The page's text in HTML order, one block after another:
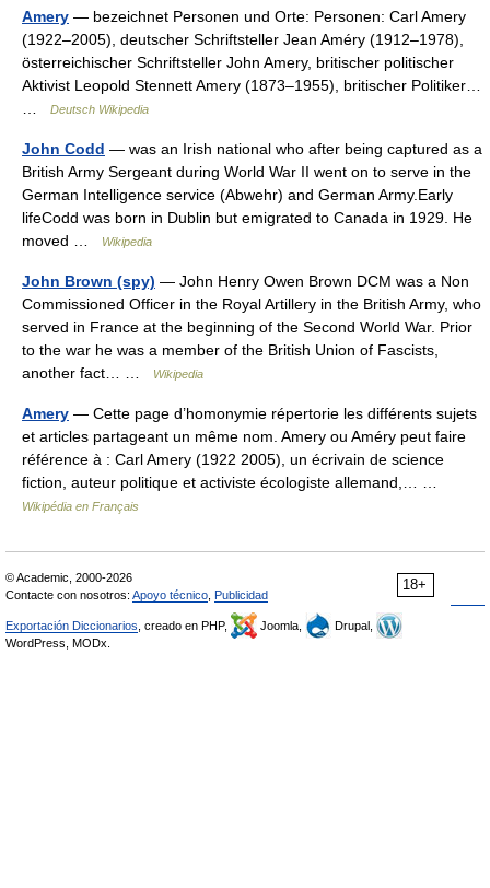
Amery — bezeichnet Personen und Orte: Personen: Carl Amery
(1922–2005), deutscher Schriftsteller Jean Améry (1912–1978),
österreichischer Schriftsteller John Amery, britischer politischer
Aktivist Leopold Stennett Amery (1873–1955), britischer Politiker…
Deutsch Wikipedia
John Codd — was an Irish national who after being captured as a
British Army Sergeant during World War II went on to serve in the
German Intelligence service (Abwehr) and German Army.Early
lifeCodd was born in Dublin but emigrated to Canada in 1929. He
moved …
Wikipedia
John Brown (spy) — John Henry Owen Brown DCM was a Non
Commissioned Officer in the Royal Artillery in the British Army, who
served in France at the beginning of the Second World War. Prior
to the war he was a member of the British Union of Fascists,
another fact… …
Wikipedia
Amery — Cette page d’homonymie répertorie les différents sujets
et articles partageant un même nom. Amery ou Améry peut faire
référence à : Carl Amery (1922 2005), un écrivain de science
fiction, auteur politique et activiste écologiste allemand,… …
Wikipédia en Français
18+
© Academic, 2000-2026
Contacte con nosotros: Apoyo técnico Publicidad
Exportación Diccionarios , creado en PHP, Joomla,
Drupal,
WordPress, MODx.